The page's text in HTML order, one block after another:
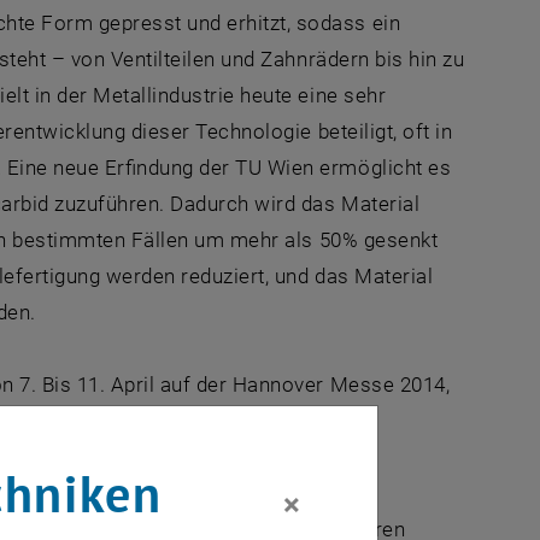
Form gepresst und erhitzt, sodass ein
– von Ventilteilen und Zahnrädern bis hin zu
in der Metallindustrie heute eine sehr
dieser Technologie beteiligt, oft in
neue Erfindung der TU Wien ermöglicht es
zuzuführen. Dadurch wird das Material
Fällen um mehr als 50% gesenkt
werden reduziert, und das Material
7. Bis 11. April auf der Hannover Messe 2014,
aus Stahl neben Eisen und anderen
×